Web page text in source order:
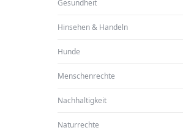
Gesundheit
Hinsehen & Handeln
Hunde
Menschenrechte
Nachhaltigkeit
Naturrechte